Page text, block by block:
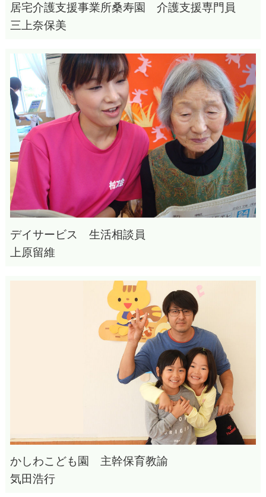
居宅介護支援事業所桑寿園 介護支援専門員
三上奈保美
デイサービス 生活相談員
上原留維
かしわこども園 主幹保育教諭
気田浩行